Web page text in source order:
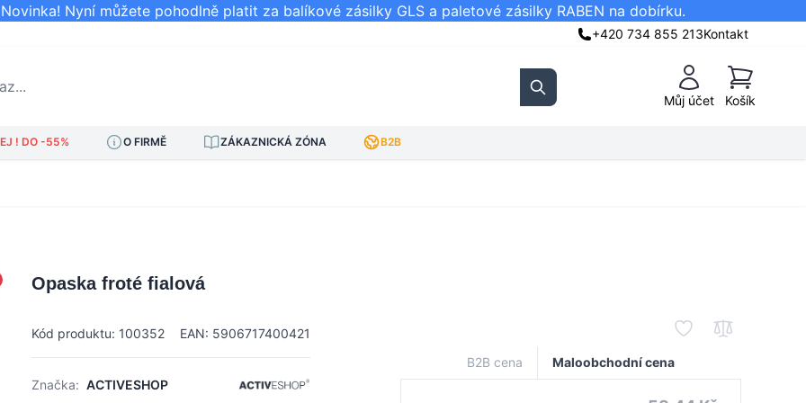
Nyní můžete pohodlně platit za balíkové zásilky GLS a paletové zásilky RABEN na dobírku.
+420 734 855 213Kontakt
Search Můj účet
Košík
Košík
! DO -55% O FIRMĚ ZÁKAZNICKÁ ZÓNA B2B
Opaska froté fialová
Kód produktu: 100352 EAN: 5906717400421
Značka: ACTIVESHOP
B2B cena Maloobchodní cena